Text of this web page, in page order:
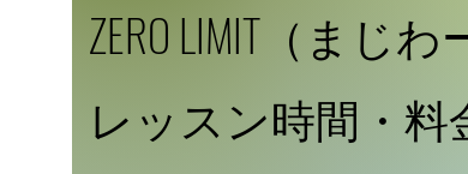
ZERO LIMIT（まじ
レッスン時間・